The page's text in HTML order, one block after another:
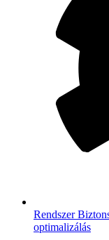
Rendszer
optimalizálás